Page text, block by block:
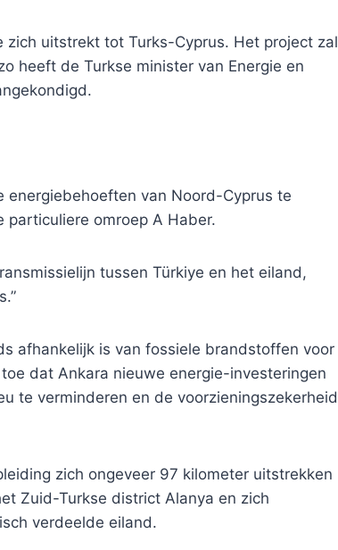
uitstrekt tot Turks-Cyprus. Het project zal
heeft de Turkse minister van Energie en
energiebehoeften van Noord-Cyprus te
particuliere omroep A Haber.
tussen Türkiye en het eiland,
afhankelijk is van fossiele brandstoffen voor
dat Ankara nieuwe energie-investeringen
te verminderen en de voorzieningszekerheid
zich ongeveer 97 kilometer uitstrekken
Zuid-Turkse district Alanya en zich
verdeelde eiland.